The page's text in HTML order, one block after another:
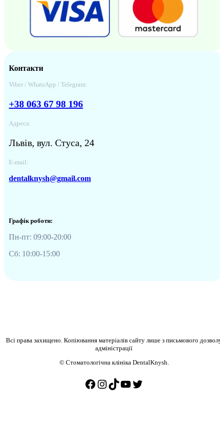
Контакти
Viber / WhatsApp / Telegram:
+38 063 67 98 196
Адреса:
Львів, вул. Стуса, 24
E-mail:
dentalknysh@gmail.com
Графік роботи:
Пн-пт: 09:00-20:00
Сб: 10:00-15:00
Всі права захищено. Копіювання матеріалів сайту лише з письмового
адміністрації
© Стоматологічна клініка DentalKnysh.
Facebook
Instagram
TikTok
YouTube
Twitter